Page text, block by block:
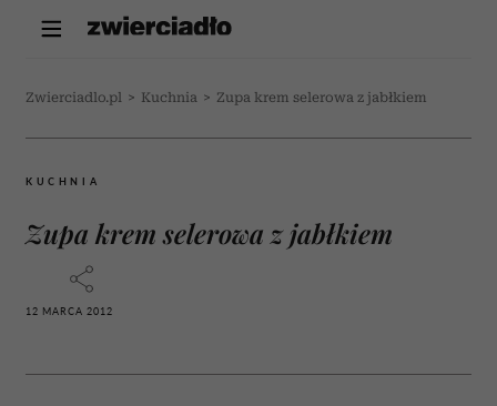
Zwierciadlo.pl > Kuchnia > Zupa krem selerowa z jabłkiem
KUCHNIA
Zupa krem selerowa z jabłkiem
12 MARCA 2012